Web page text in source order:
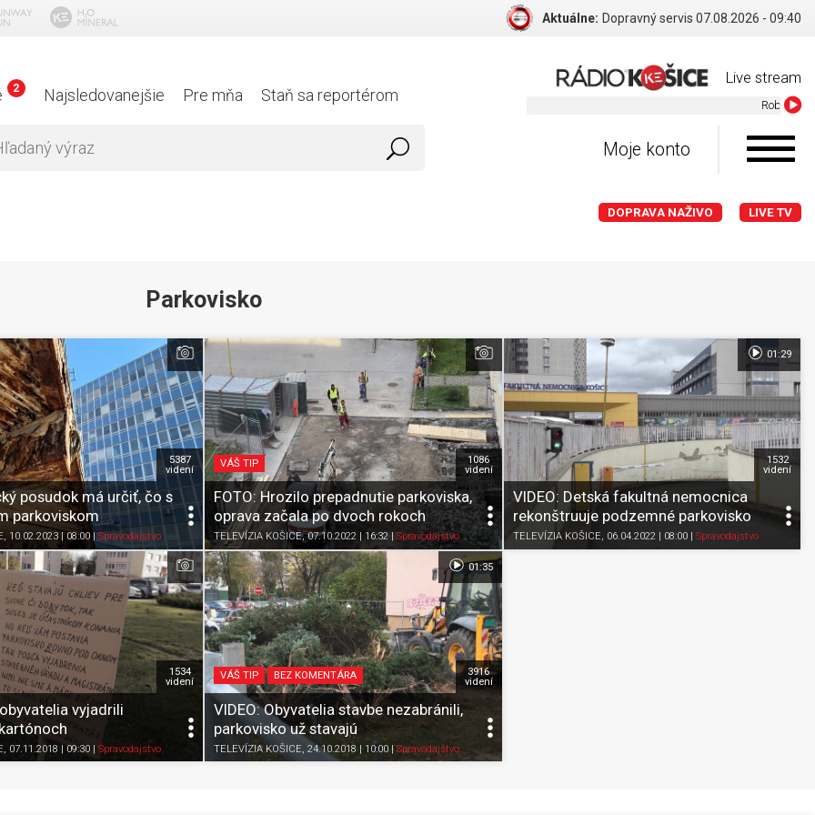
Aktuálne: Dopravný servis 07.08.2026 - 09:40
Live stream
Robbie
2 Najsledovanejšie Pre mňa Staň sa reportérom
Moje konto
DOPRAVA NAŽIVO LIVE TV
Parkovisko
Pozrieť neskôr
K obľúbeným
posudok má určiť, čo s
parkoviskom
, 10.02.2023 | 08:00| Spravodajstvo Pozrieť neskôr
K obľúbeným
Zdieľať
5387
videní
VÁŠ TIP
FOTO: Hrozilo prepadnutie parkoviska,
oprava začala po dvoch rokoch
TELEVÍZIA KOŠICE, 07.10.2022 | 16:32 Spravodajstvo Pozrieť neskôr
K obľúbeným
Zdieľať
1086
videní
VIDEO: Detská fakultná nemocnica
rekonštruuje podzemné parkovisko
TELEVÍZIA KOŠICE, 06.04.2022 | 08:00| Spravodajstvo
1532
videní
01:29
Pozrieť neskôr
K obľúbeným
vyjadrili
, 07.11.2018 | 09:30| Spravodajstvo Pozrieť neskôr
K obľúbeným
Zdieľať
1534
videní
VÁŠ TIP BEZ KOMENTÁRA
VIDEO: Obyvatelia stavbe nezabránili,
parkovisko už stavajú
TELEVÍZIA KOŠICE, 24.10.2018 | 10:00|Spravodajstvo
3916
videní
01:35